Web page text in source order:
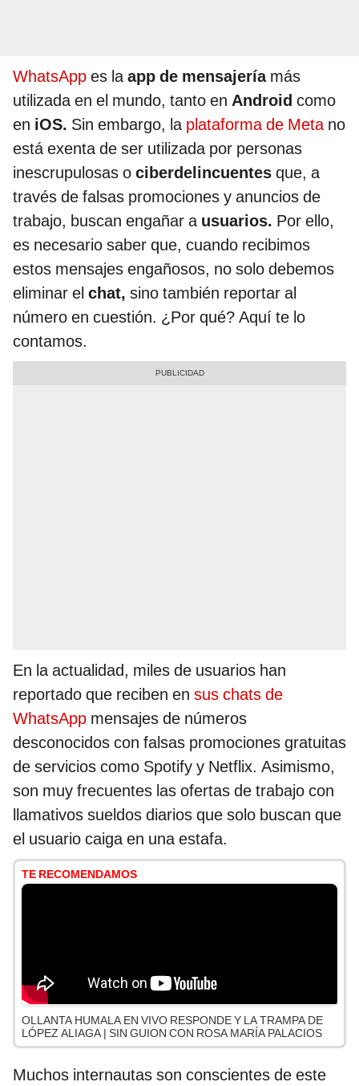
WhatsApp es laapp de mensajería más
utilizada en el mundo, tanto en Android como
en iOS. Sin embargo, la plataforma de Metano
está exenta de ser utilizada por personas
inescrupulosas o ciberdelincuentes que, a
través de falsas promociones y anuncios de
trabajo, buscan engañar a usuarios. Por ello,
es necesario saber que, cuando recibimos
estos mensajes engañosos, no solo debemos
eliminar el chat, sino también reportar al
número en cuestión. ¿Por qué? Aquí te lo
contamos.
En la actualidad, miles de usuarios han
reportado que reciben en sus chats de
WhatsApp mensajes de números
desconocidos con falsas promociones gratuitas
de servicios como Spotify y Netflix. Asimismo,
son muy frecuentes las ofertas de trabajo con
llamativos sueldos diarios que solo buscan que
el usuario caiga en una estafa.
TE RECOMENDAMOS
OLLANTA HUMALA EN VIVO RESPONDE Y LA TRAMPA DE
LÓPEZ ALIAGA | SIN GUION CON ROSA MARÍA PALACIOS
Muchos internautas son conscientes de este